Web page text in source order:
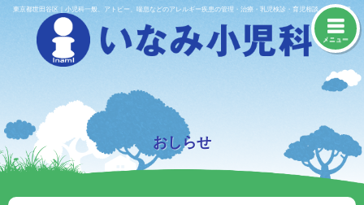
Skip東京都世田谷区｜小児科一般、アトピー、喘息などのアレルギー疾患の管理・治療・乳児検診・育児相談・予防接種
メニュー
おしらせ